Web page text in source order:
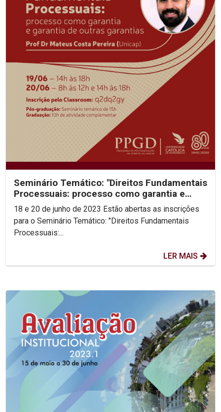
Seminário Temático: "Direitos Fundamentais
Processuais: processo como garantia e
garantia de...
18 e 20 de junho de 2023 Estão abertas as inscrições
para o Seminário Temático: "Direitos Fundamentais
Processuais:...
LER MAIS